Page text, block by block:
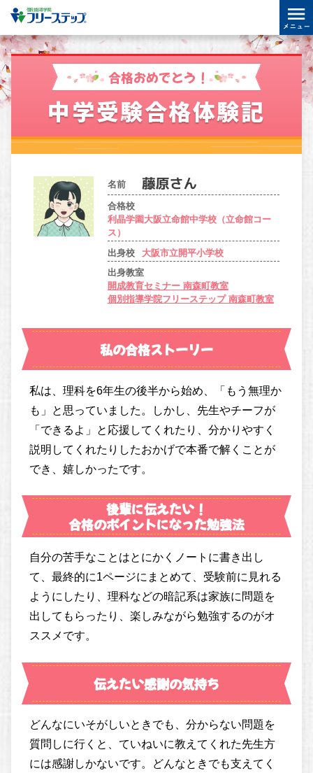
合格おめでとう！
中学受験合格体験記
名前
合格校
利晶学園大阪立命館中学校（立命館コー
ス）
出身校
大阪市立開平小学校
出身教室
開成教育セミナー 南森町教室
個別指導学院フリーステップ 南森町教室
私の合格ストーリー
私は、理科を6年生の後半から始め、「もう無理か
も」と思っていました。しかし、先生やチーフが
「できるよ」と応援してくれたり、分かりやすく
説明してくれたりしたおかげで本番で解くことが
でき、嬉しかったです。
後輩に伝えたい！
合格のポイントになった勉強法
自分の苦手なことはとにかくノートに書き出し
て、最終的に1ページにまとめて、受験前に見れる
ようにしたり、理科などの暗記系は家族に問題を
出してもらったり、楽しみながら勉強するのがオ
ススメです。
伝えたい感謝の気持ち
どんなにいそがしいときでも、分からない問題を
質問しに行くと、ていねいに教えてくれた先生方
には感謝しかないです。どんなときでも支えてく